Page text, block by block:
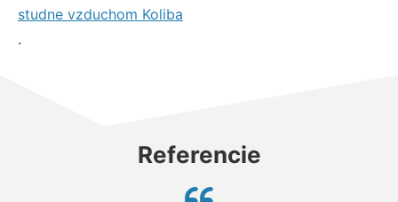
studne vzduchom Koliba
.
Referencie